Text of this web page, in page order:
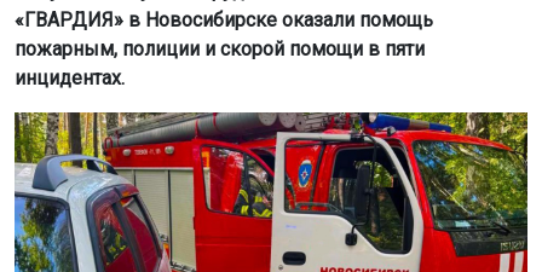
«ГВАРДИЯ» в Новосибирске оказали помощь
пожарным, полиции и скорой помощи в пяти
инцидентах.